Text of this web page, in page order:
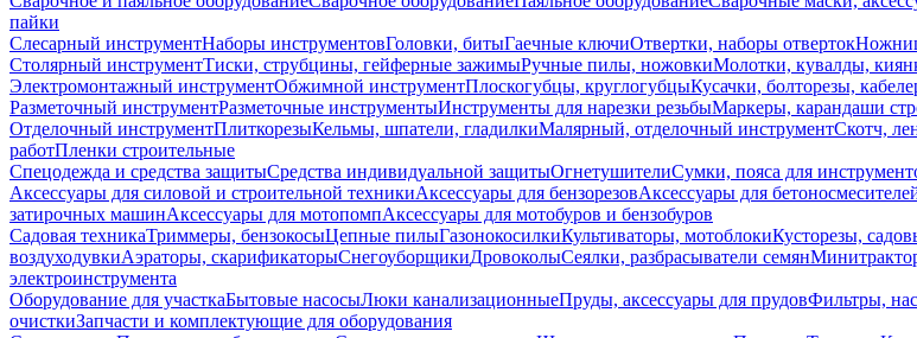
пайки
Слесарный инструментНаборы инструментовГоловки, битыГаечные ключиОтвертки, наборы отверток
Столярный инструментТиски, струбцины, гейферные зажимыРучные пилы, ножовкиМолотки, кувалды,
Электромонтажный инструментОбжимной инструментПлоскогубцы, круглогубцыКусачки, болторезы,
Разметочный инструментРазметочные инструментыИнструменты для нарезки резьбыМаркеры, карандаши
Отделочный инструментПлиткорезыКельмы, шпатели, гладилкиМалярный, отделочный инструментСкотч,
работПленки строительные
Спецодежда и средства защитыСредства индивидуальной защитыОгнетушителиСумки, пояса для
Аксессуары для силовой и строительной техникиАксессуары для бензорезовАксессуары для
затирочных машинАксессуары для мотопомпАксессуары для мотобуров и бензобуров
Садовая техникаТриммеры, бензокосыЦепные пилыГазонокосилкиКультиваторы, мотоблокиКусторезы,
воздуходувкиАэраторы, скарификаторыСнегоуборщикиДровоколыСеялки, разбрасыватели семян
электроинструмента
Оборудование для участкаБытовые насосыЛюки канализационныеПруды, аксессуары для прудовФильтры,
очисткиЗапчасти и комплектующие для оборудования